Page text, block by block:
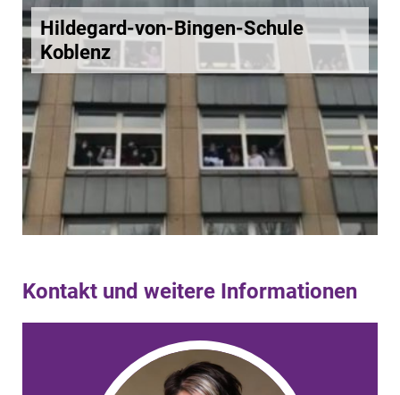
Hildegard-von-Bingen-Schule
Koblenz
Kontakt und weitere Informationen